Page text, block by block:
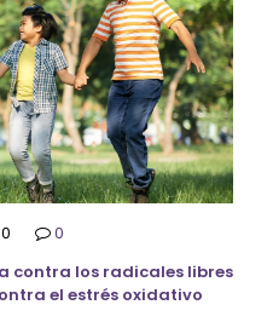
0
0
contra los radicales libres
el estrés oxidativo